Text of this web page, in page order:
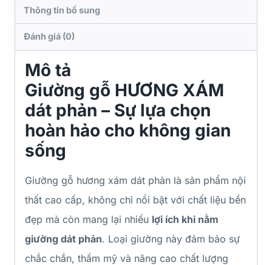
Thông tin bổ sung
Đánh giá (0)
Mô tả
Giường gỗ HƯƠNG XÁM
dát phản – Sự lựa chọn
hoàn hảo cho không gian
sống
Giường gỗ hương xám dát phản là sản phẩm nội
thất cao cấp, không chỉ nổi bật với chất liệu bền
đẹp mà còn mang lại nhiều lợi ích khi nằm
giường dát phản. Loại giường này đảm bảo sự
chắc chắn, thẩm mỹ và nâng cao chất lượng